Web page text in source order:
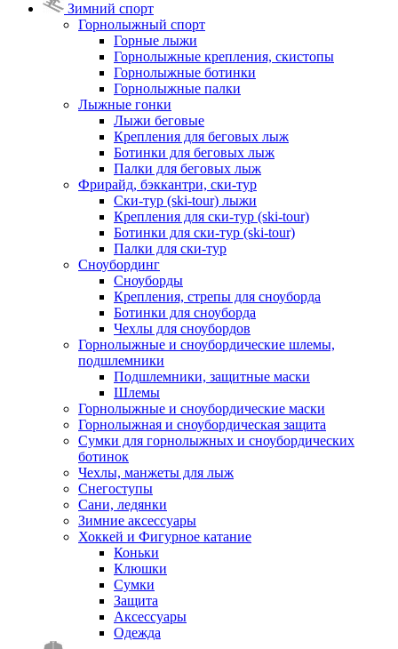
Зимний спорт
Горнолыжный спорт
Горные лыжи
Горнолыжные крепления, скистопы
Горнолыжные ботинки
Горнолыжные палки
Лыжные гонки
Лыжи беговые
Крепления для беговых лыж
Ботинки для беговых лыж
Палки для беговых лыж
Фрирайд, бэккантри, ски-тур
Ски-тур (ski-tour) лыжи
Крепления для ски-тур (ski-tour)
Ботинки для ски-тур (ski-tour)
Палки для ски-тур
Сноубординг
Сноуборды
Крепления, стрепы для сноуборда
Ботинки для сноуборда
Чехлы для сноубордов
Горнолыжные и сноубордические шлемы,
подшлемники
Подшлемники, защитные маски
Шлемы
Горнолыжные и сноубордические маски
Горнолыжная и сноубордическая защита
Сумки для горнолыжных и сноубордических
ботинок
Чехлы, манжеты для лыж
Снегоступы
Сани, ледянки
Зимние аксессуары
Хоккей и Фигурное катание
Коньки
Клюшки
Сумки
Защита
Аксессуары
Одежда